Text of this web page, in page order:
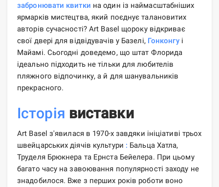
забронювати квитки на один із наймасштабніших
ярмарків мистецтва, який поєднує талановитих
авторів сучасності? Art Basel щороку відкриває
свої двері для відвідувачів у Базелі, Гонконгуі
Майамі. Сьогодні доведемо, що штат Флорида
ідеально підходить не тільки для любителів
пляжного відпочинку, а й для шанувальників
прекрасного.
Історія виставки
Art Basel з'явилася в 1970-х завдяки ініціативі трьох
швейцарських діячів культури : Бальца Хатла,
Труделя Брюкнера та Ернста Бейелера. При цьому
багато часу на завоювання популярності заходу не
знадобилося. Вже з перших років роботи воно